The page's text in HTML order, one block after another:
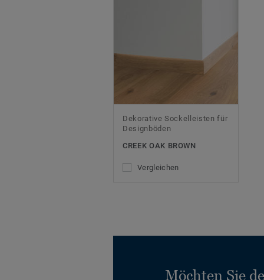
Dekorative Sockelleisten für
Designböden
CREEK OAK BROWN
Vergleichen
Möchten Sie